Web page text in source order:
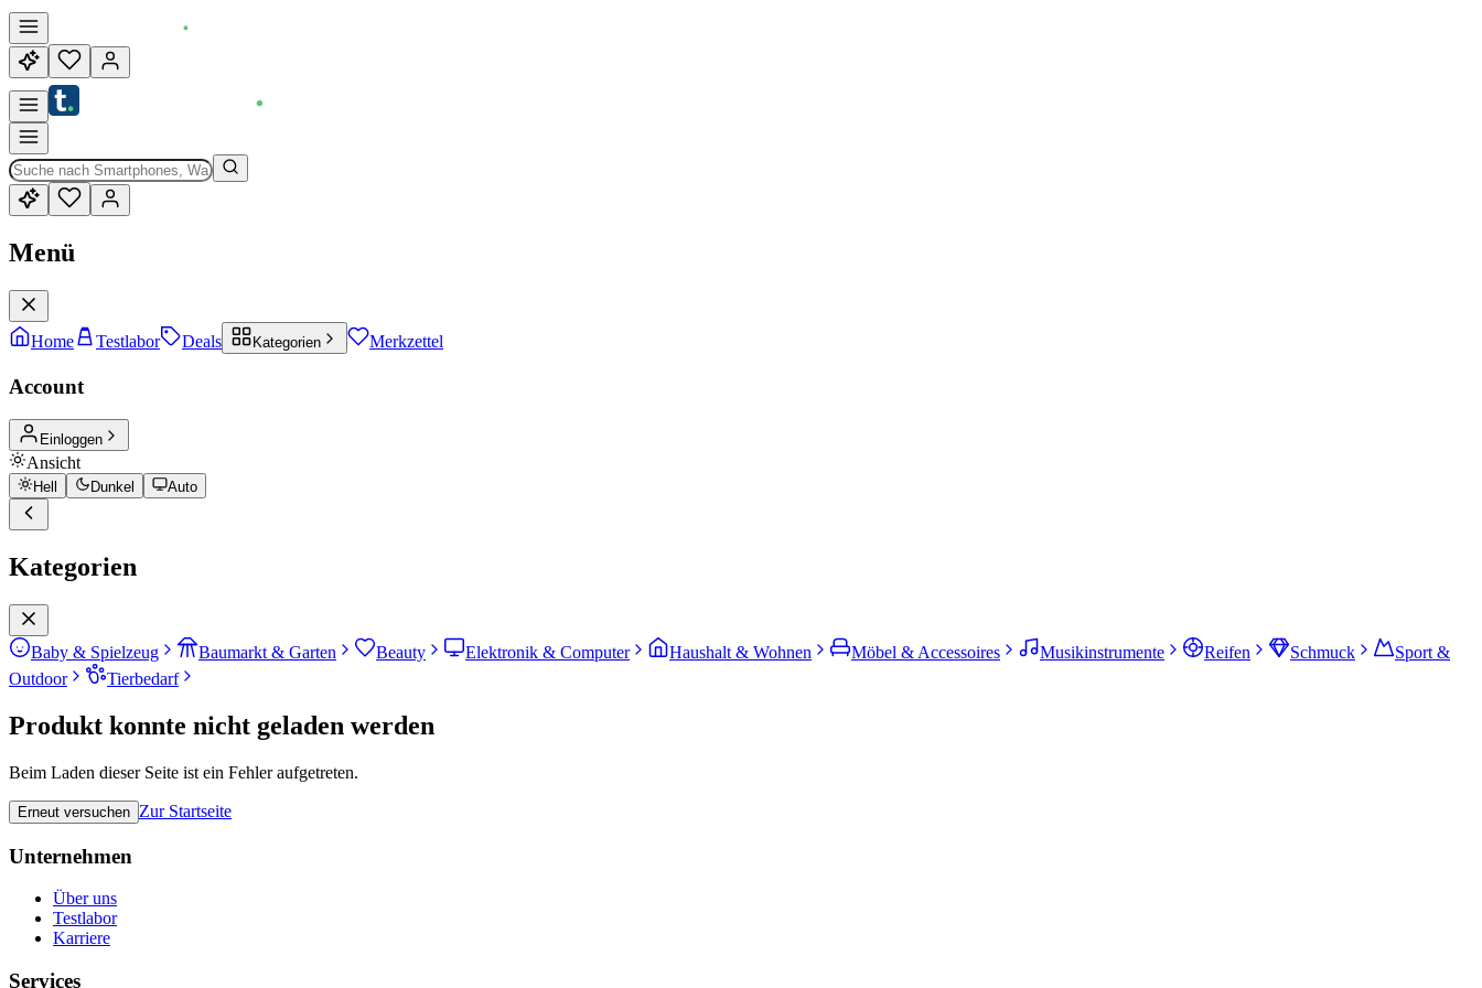
Menü
Home Testlabor Deals Kategorien Merkzettel
Account
Einloggen
Ansicht
Hell Dunkel Auto
Kategorien
Baby & Spielzeug Baumarkt & Garten Beauty Elektronik & Computer Haushalt & Wohnen Möbel & Accessoires Musikinstrumente Reifen Schmuck
Sport &
Outdoor
Tierbedarf
Produkt konnte nicht geladen werden
Beim Laden dieser Seite ist ein Fehler aufgetreten.
Erneut versuchen Zur Startseite
Unternehmen
Über uns
Testlabor
Karriere
Services